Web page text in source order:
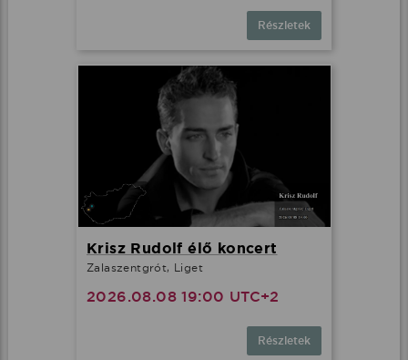
Részletek
Krisz Rudolf élő koncert
Zalaszentgrót, Liget
2026.08.08 19:00 UTC+2
Részletek